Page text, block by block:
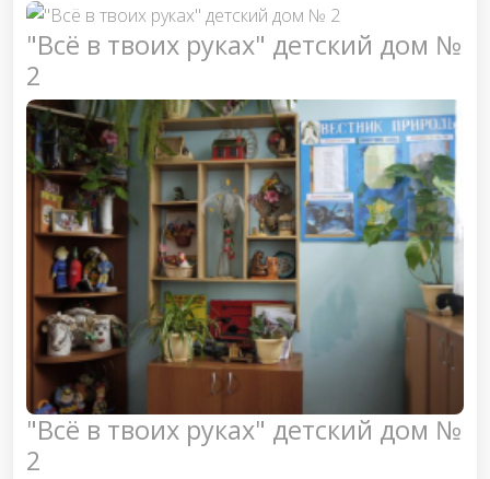
"Всё в твоих руках" детский дом №
2
"Всё в твоих руках" детский дом №
2